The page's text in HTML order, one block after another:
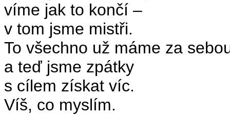
víme jak to končí –
v tom jsme mistři.
To všechno už máme za
a teď jsme zpátky
s cílem získat víc.
Víš, co myslím.